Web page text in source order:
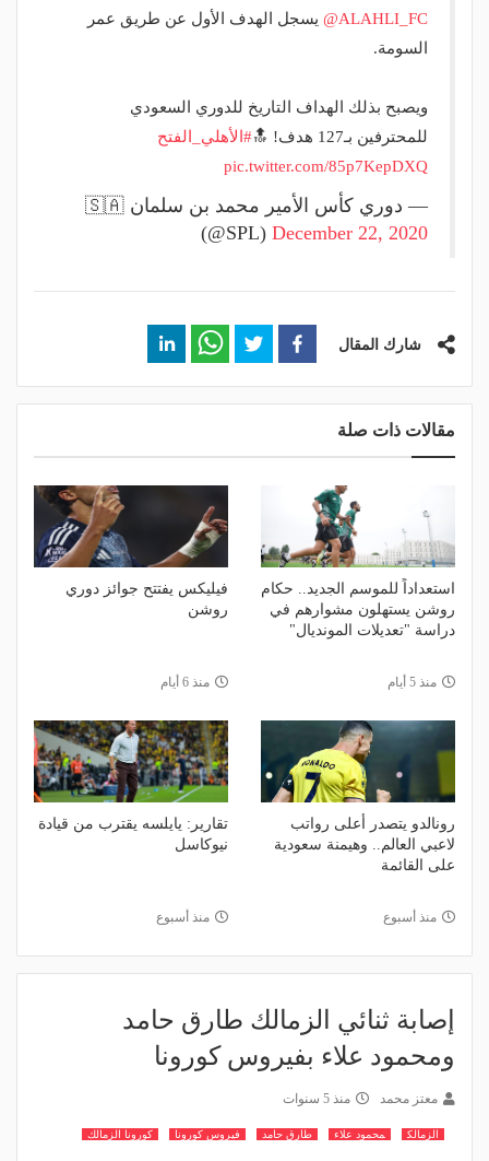
@ALAHLI_FC ⁩ يسجل الهدف الأول عن طريق عمر
السومة.
ويصبح بذلك الهداف التاريخ للدوري السعودي
للمحترفين بـ127 هدف! 🔝
#الأهلي_الفتح
pic.twitter.com/85p7KepDXQ
— دوري كأس الأمير محمد بن سلمان 🇸🇦
(@SPL) December 22, 2020
شارك المقال
مقالات ذات صلة
استعداداً للموسم الجديد.. حكام
روشن يستهلون مشوارهم في
دراسة "تعديلات المونديال"
منذ 5 أيام
فيليكس يفتتح جوائز دوري
روشن
منذ 6 أيام
رونالدو يتصدر أعلى رواتب
لاعبي العالم.. وهيمنة سعودية
على القائمة
منذ أسبوع
تقارير: يايلسه يقترب من قيادة
نيوكاسل
منذ أسبوع
إصابة ثنائي الزمالك طارق حامد
ومحمود علاء بفيروس كورونا
معتز محمد منذ 5 سنوات
الزمالك محمود علاء طارق حامد فيروس كورونا كورونا الزمالك